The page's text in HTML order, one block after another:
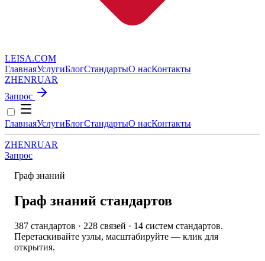
LEISA.COM
ГлавнаяУслугиБлогСтандартыО насКонтакты
ZHENRUAR
Запрос
ГлавнаяУслугиБлогСтандартыО насКонтакты
ZHENRUAR
Запрос
Граф знаний
Граф знаний стандартов
387 стандартов · 228 связей · 14 систем стандартов.
Перетаскивайте узлы, масштабируйте — клик для
открытия.